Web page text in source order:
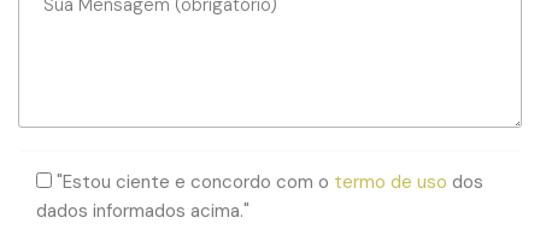
"Estou ciente e concordo com o termo de uso dos
dados informados acima."